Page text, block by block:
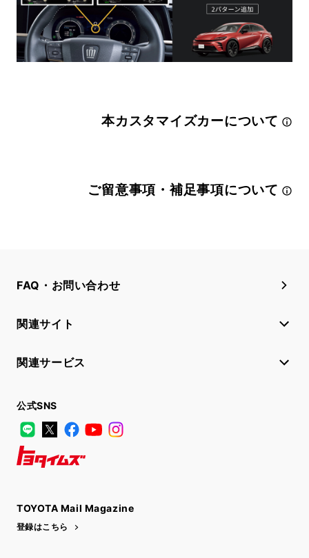
本カスタマイズカーについて
ご留意事項・補足事項について
FAQ・お問い合わせ
関連サイト
関連サービス
公式SNS
LINE
X FacebookYouTube
TOYOTA Mail Magazine
登録はこちら